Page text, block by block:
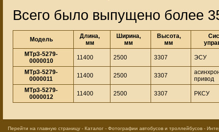
Всего было выпущено более
Модель
Длина,
мм
Ширина,
мм
Высота,
мм
МТрЗ-5279-
0000010
11400 2500 3307 ЭСУ
МТрЗ-5279-
0000011
11400 2500 3307
привод
МТрЗ-5279-
0000012
11400 2500 3307 РКСУ
Перейти на главную страницу - Каталог - Фотографии автобусов и троллейбусов -